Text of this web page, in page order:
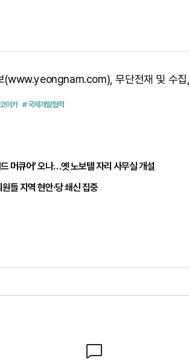
(www.yeongnam.com), 무단전재 및 수집,
이카 # 국제개발협력
머큐어’ 오나…옛 노보텔 자리 사무실 개설
들 지역 현안·당 쇄신 집중